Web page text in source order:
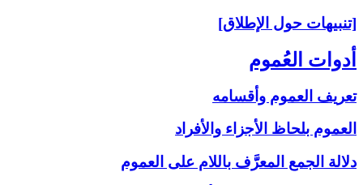
[تنبيهات حول الإطلاق]
أدوات العُموم
تعريف العموم وأقسامه
العموم بلحاظ الأجزاء والأفراد
دلالة الجمع المعرَّف باللام على‏ العموم